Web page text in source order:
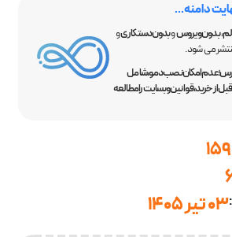
دامنه...
،بدون ویروسوبدون دستکاریو
می شود.
عدم امکان نصب دمو، شامل
از خرید، قوانین وبسایت را مطالعه
159
03 تیر 1405